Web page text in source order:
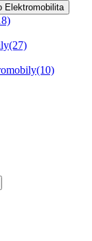
Elektromobilita
(27)
(10)